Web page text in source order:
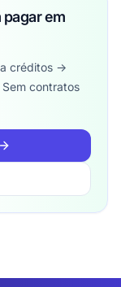
em
créditos ->
contratos